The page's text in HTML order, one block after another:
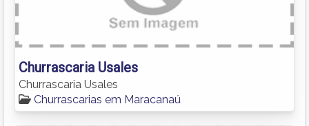
Churrascaria Usales
Churrascaria Usales
Churrascarias em Maracanaú